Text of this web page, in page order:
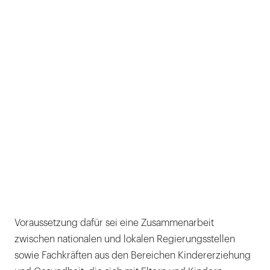
Voraussetzung dafür sei eine Zusammenarbeit
zwischen nationalen und lokalen Regierungsstellen
sowie Fachkräften aus den Bereichen Kindererziehung